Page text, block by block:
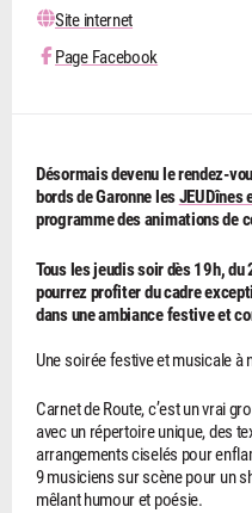
Site internet
Page Facebook
Désormais devenu le rendez-
bords de Garonne lesJEUDînes
programme des animations de
Tous les jeudis soir dès 19h,
pourrez profiter du cadre
dans une ambiance festive et
Une soirée festive et musicale à
Carnet de Route, c’est un vrai
avec un répertoire unique, des
arrangements ciselés pour
9 musiciens sur scène pour un
mêlant humour et poésie.